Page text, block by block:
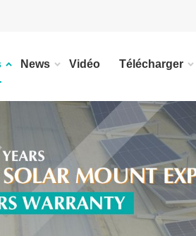
News Vidéo Télécharger